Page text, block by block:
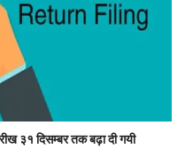
३१ दिसम्बर तक बढ़ा दी गयी